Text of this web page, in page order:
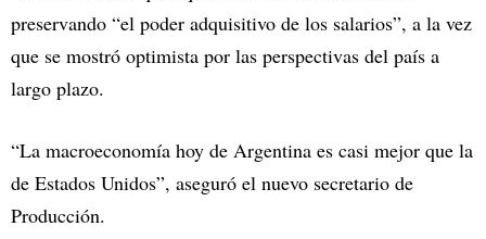
preservando “el poder adquisitivo de los salarios”, a la vez
que se mostró optimista por las perspectivas del país a
largo plazo.
“La macroeconomía hoy de Argentina es casi mejor que la
de Estados Unidos”, aseguró el nuevo secretario de
Producción.